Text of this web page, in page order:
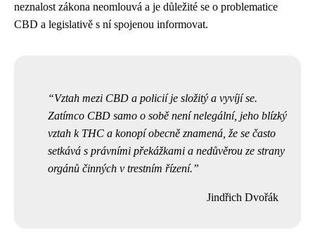
neznalost zákona neomlouvá a je důležité se o problematice
CBD a legislativě s ní spojenou informovat.
Vztah mezi CBD a policií je složitý a vyvíjí se.
Zatímco CBD samo o sobě není nelegální, jeho blízký
vztah k THC a konopí obecně znamená, že se často
setkává s právními překážkami a nedůvěrou ze strany
orgánů činných v trestním řízení.
Jindřich Dvořák